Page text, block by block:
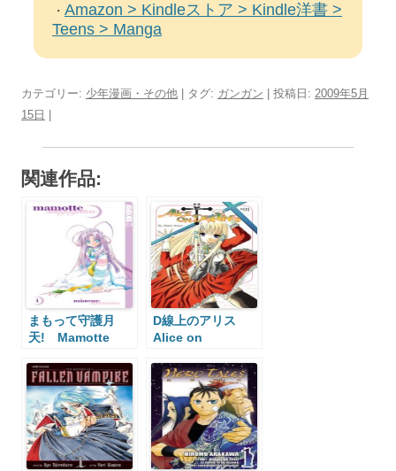
・ Amazon > Kindleストア > Kindle洋書 >
Teens > Manga
カテゴリー: 少年漫画・その他 | タグ: ガンガン | 投稿日: 2009年5月
15日
関連作品:
まもって守護月
天! Mamotte
D線上のアリス
Alice on